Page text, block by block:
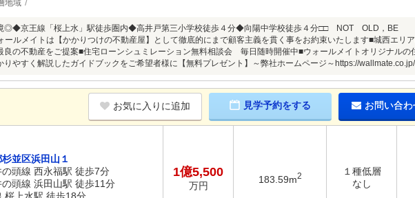
地域
◎◆京王線「桜上水」駅徒歩圏内◆高井戸第三小学校徒歩４分◆向陽中学校徒歩４分□□ NOT OLD，BE
ルメイトは【かかりつけの不動産屋】として徹底的にまで顧客主義を貫く事をお約束いたします■城西エリ
良の不動産をご提案■住宅ローンシュミレーション無料相談会 毎日随時開催中■ウォールメイトオリジナルの
りやすく解説したガイドブックをご希望者様に【無料プレゼント】～弊社ホームページ～https://
お気に入りに追加 見学予約をする お問い合
並区浜田山１
頭線 西永福駅 徒歩7分
頭線 浜田山駅 徒歩11分
1億5,500
万円
183.59m2
１種低層
なし